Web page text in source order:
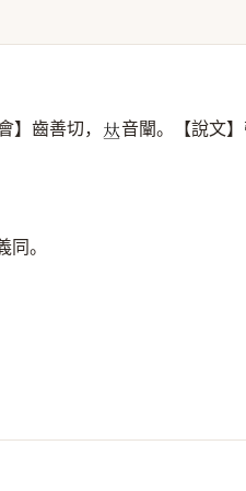
】齒善切， 𠀤音闡。【說文
同。